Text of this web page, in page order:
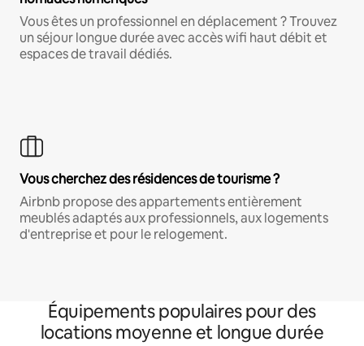
Vous êtes un professionnel en déplacement ? Trouvez
un séjour longue durée avec accès wifi haut débit et
espaces de travail dédiés.
Vous cherchez des résidences de tourisme ?
Airbnb propose des appartements entièrement
meublés adaptés aux professionnels, aux logements
d'entreprise et pour le relogement.
Équipements populaires pour des
locations moyenne et longue durée